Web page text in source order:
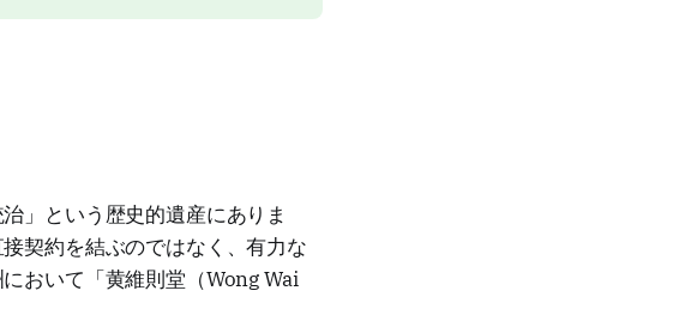
」という歴史的遺産にありま
契約を結ぶのではなく、有力な
おいて「黄維則堂（Wong Wai